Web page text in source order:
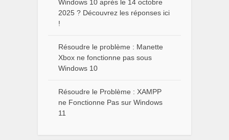
Windows 10 après le 14 octobre
2025 ? Découvrez les réponses ici
!
Résoudre le problème : Manette
Xbox ne fonctionne pas sous
Windows 10
Résoudre le Problème : XAMPP
ne Fonctionne Pas sur Windows
11